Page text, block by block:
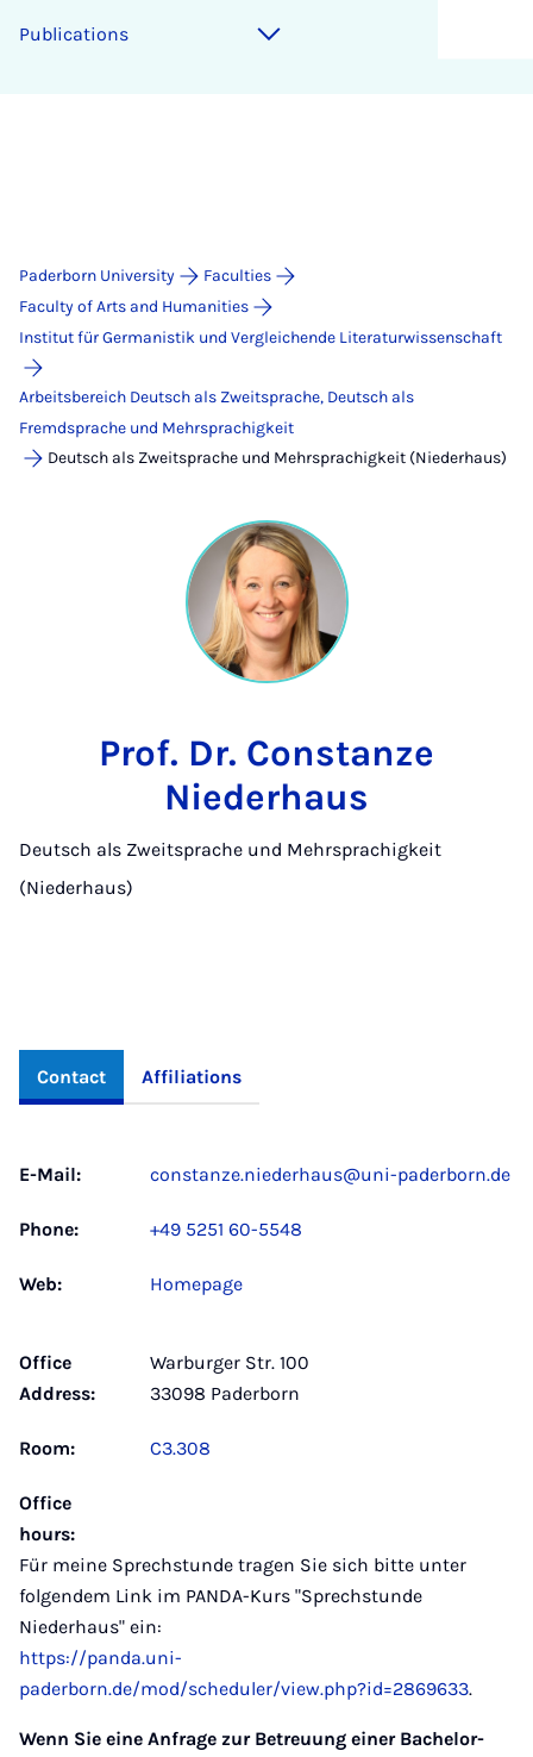
Publications
Paderborn University
Faculties
Faculty of Arts and Humanities
Institut für Germanistik und Vergleichende Literaturwissenschaft
Arbeitsbereich Deutsch als Zweitsprache, Deutsch als
Fremdsprache und Mehrsprachigkeit
Deutsch als Zweitsprache und Mehrsprachigkeit (Niederhaus)
Prof. Dr. Constanze
Niederhaus
Deutsch als Zweitsprache und Mehrsprachigkeit
(Niederhaus)
Contact Affiliations
E-Mail: constanze.niederhaus@uni-paderborn.de
Phone: +49 5251 60-5548
Web: Homepage
Office
Address:
Warburger Str. 100
33098 Paderborn
Room: C3.308
Office
hours:
Für meine Sprechstunde tragen Sie sich bitte unter
folgendem Link im PANDA-Kurs "Sprechstunde
Niederhaus" ein:
https://panda.uni-
paderborn.de/mod/scheduler/view.php?id=2869633.
Wenn Sie eine Anfrage zur Betreuung einer Bachelor-